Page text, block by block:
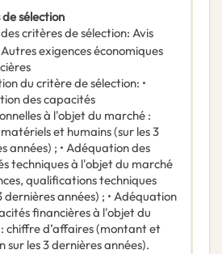
sélection
critères de sélection: Avis
Autres exigences économiques
du critère de sélection: •
des capacités
à l'objet du marché :
et humains (sur les 3
années) ; • Adéquation des
techniques à l'objet du marché
qualifications techniques
dernières années) ; • Adéquation
financières à l'objet du
chiffre d’affaires (montant et
sur les 3 dernières années).